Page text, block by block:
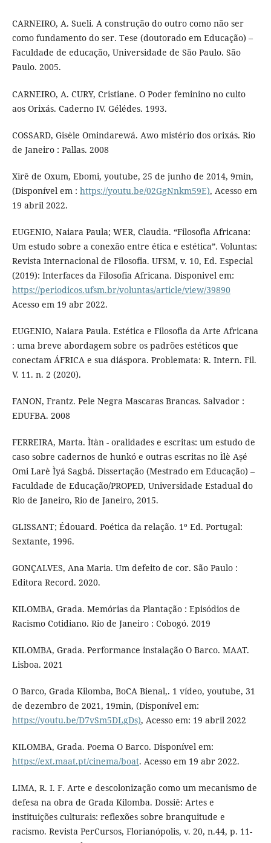
CARNEIRO, A. Sueli. A construção do outro como não ser
como fundamento do ser. Tese (doutorado em Educação) –
Faculdade de educação, Universidade de São Paulo. São
Paulo. 2005.
CARNEIRO, A. CURY, Cristiane. O Poder feminino no culto
aos Orixás. Caderno IV. Gélédes. 1993.
COSSARD, Gisèle Omindarewá. Awo mistério dos orixás. Rio
de Janeiro : Pallas. 2008
Xirê de Oxum, Ebomi, youtube, 25 de junho de 2014, 9min,
(Disponível em : https://youtu.be/02GgNnkm59E), Acesso em
19 abril 2022.
EUGENIO, Naiara Paula; WER, Claudia. “Filosofia Africana:
Um estudo sobre a conexão entre ética e estética”. Voluntas:
Revista Internacional de Filosofia. UFSM, v. 10, Ed. Especial
(2019): Interfaces da Filosofia Africana. Disponivel em:
https://periodicos.ufsm.br/voluntas/article/view/39890
Acesso em 19 abr 2022.
EUGENIO, Naiara Paula. Estética e Filosofia da Arte Africana
: uma breve abordagem sobre os padrões estéticos que
conectam ÁFRICA e sua diáspora. Problemata: R. Intern. Fil.
V. 11. n. 2 (2020).
FANON, Frantz. Pele Negra Mascaras Brancas. Salvador :
EDUFBA. 2008
FERREIRA, Marta. Ìtàn - oralidades e escritas: um estudo de
caso sobre cadernos de hunkó e outras escritas no Ìlè Aṣé
Omi Larè Ìyá Sagbá. Dissertação (Mestrado em Educação) –
Faculdade de Educação/PROPED, Universidade Estadual do
Rio de Janeiro, Rio de Janeiro, 2015.
GLISSANT; Édouard. Poética da relação. 1º Ed. Portugal:
Sextante, 1996.
GONÇALVES, Ana Maria. Um defeito de cor. São Paulo :
Editora Record. 2020.
KILOMBA, Grada. Memórias da Plantação : Episódios de
Racismo Cotidiano. Rio de Janeiro : Cobogó. 2019
KILOMBA, Grada. Performance instalação O Barco. MAAT.
Lisboa. 2021
O Barco, Grada Kilomba, BoCA Bienal,. 1 vídeo, youtube, 31
de dezembro de 2021, 19min, (Disponível em:
https://youtu.be/D7vSm5DLgDs), Acesso em: 19 abril 2022
KILOMBA, Grada. Poema O Barco. Disponível em:
https://ext.maat.pt/cinema/boat. Acesso em 19 abr 2022.
LIMA, R. I. F. Arte e descolonização como um mecanismo de
defesa na obra de Grada Kilomba. Dossiê: Artes e
instituições culturais: reflexões sobre branquitude e
racismo. Revista PerCursos, Florianópolis, v. 20, n.44, p. 11-